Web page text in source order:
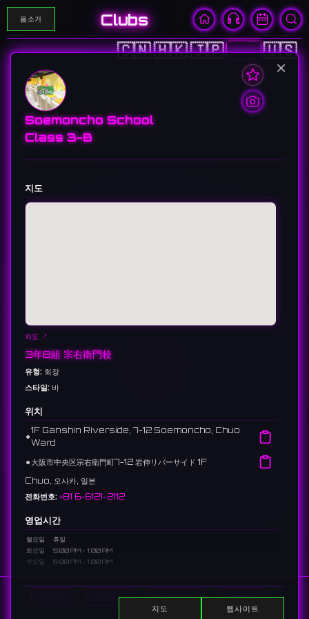
음소거 Clubs
🇨🇳🇭🇰🇯🇵🇰🇷🇺🇸
DJ 표시 이벤트 표시 Search
×
Soemoncho School
Class 3-B
지도
지도 ↗
3年B組 宗右衛門校
유형: 회장
스타일: 바
위치
⚫︎
1F Ganshin Riverside, 7-12 Soemoncho, Chuo
Ward
⚫︎大阪市中央区宗右衛門町7-12 岩伸リバーサイド 1F
Chuo, 오사카, 일본
전화번호: +81 6-6121-2112
영업시간
월요일
휴일
화요일
5:00 PM - 1:00 AM
수요일
5:00 PM - 1:00 AM
지도 웹사이트